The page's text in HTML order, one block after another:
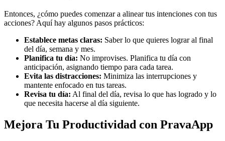
Entonces, ¿cómo puedes comenzar a alinear tus intenciones con tus
acciones? Aquí hay algunos pasos prácticos:
Establece metas claras: Saber lo que quieres lograr al final
del día, semana y mes.
Planifica tu día: No improvises. Planifica tu día con
anticipación, asignando tiempo para cada tarea.
Evita las distracciones: Minimiza las interrupciones y
mantente enfocado en tus tareas.
Revisa tu día: Al final del día, revisa lo que has logrado y lo
que necesita hacerse al día siguiente.
Mejora Tu Productividad con PravaApp